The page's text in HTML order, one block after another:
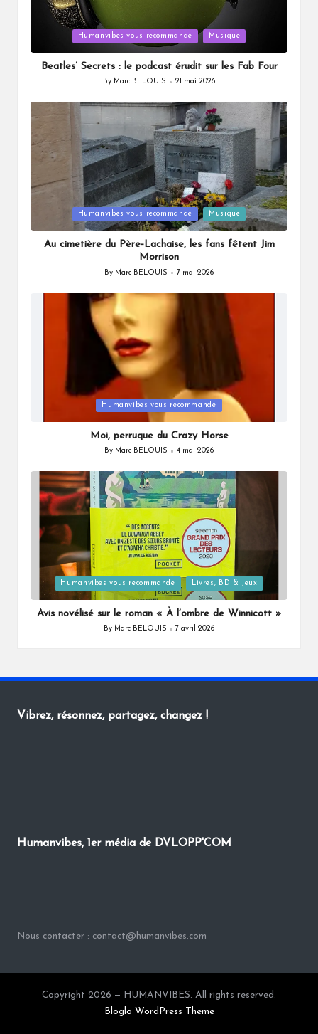
in
Humanvibes vous recommande Musique
Beatles’ Secrets : le podcast érudit sur les Fab Four
Posted
By Marc BELOUIS 21 mai 2026
in
Humanvibes vous recommande Musique
Au cimetière du Père-Lachaise, les fans fêtent Jim
Morrison
Posted
By Marc BELOUIS 7 mai 2026
in
Humanvibes vous recommande
Moi, perruque du Crazy Horse
Posted
By Marc BELOUIS 4 mai 2026
Posted
in
Humanvibes vous recommande Livres, BD & Jeux
Avis novélisé sur le roman « À l’ombre de Winnicott »
Posted
By Marc BELOUIS 7 avril 2026
Vibrez, résonnez, partagez, changez !
Humanvibes, 1er média de DVLOPP'COM
Nous contacter : contact@humanvibes.com
Copyright 2026 — HUMANVIBES. All rights reserved.
Bloglo WordPress Theme